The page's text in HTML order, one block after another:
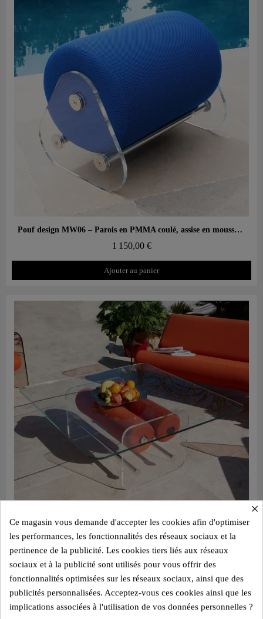
Aperçu rapide Pouf design MW06 – Parois en PMMA coulé, assise en mousse alvéolaire
1 150,00 €
Ajouter au panier
Aperçu rapide
2 800,00 €
Ajouter au panier
×
Ce magasin vous demande d'accepter les cookies afin d'optimiser
les performances, les fonctionnalités des réseaux sociaux et la
pertinence de la publicité. Les cookies tiers liés aux réseaux
sociaux et à la publicité sont utilisés pour vous offrir des
fonctionnalités optimisées sur les réseaux sociaux, ainsi que des
publicités personnalisées. Acceptez-vous ces cookies ainsi que les
implications associées à l'utilisation de vos données personnelles ?